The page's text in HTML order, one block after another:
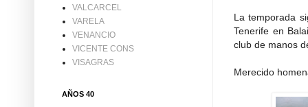
La temporada
Tenerife en
club de manos
Merecido
VALCARCEL
VARELA
VENANCIO
VICENTE CONS
VISAGRAS
AÑOS 40